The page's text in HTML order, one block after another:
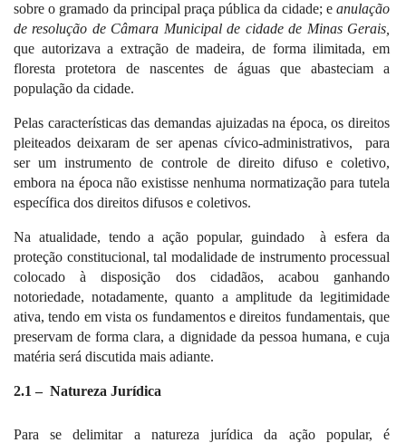
sobre o gramado da principal praça pública da cidade; eanulação
de resolução de Câmara Municipal de cidade de Minas Gerais,
que autorizava a extração de madeira, de forma ilimitada, em
floresta protetora de nascentes de águas que abasteciam a
população da cidade.
Pelas características das demandas ajuizadas na época, os direitos
pleiteados deixaram de ser apenas cívico-administrativos,
para
ser um instrumento de controle de direito difuso e coletivo,
embora na época não existisse nenhuma normatização para tutela
específica dos direitos difusos e coletivos.
Na atualidade, tendo a ação popular, guindado
à esfera da
proteção constitucional, tal modalidade de instrumento processual
colocado à disposição dos cidadãos, acabou ganhando
notoriedade, notadamente, quanto a amplitude da legitimidade
ativa, tendo em vista os fundamentos e direitos fundamentais, que
preservam de forma clara, a dignidade da pessoa humana, e cuja
matéria será discutida mais adiante.
2.1 – Natureza Jurídica
Para se delimitar a natureza jurídica da ação popular, é